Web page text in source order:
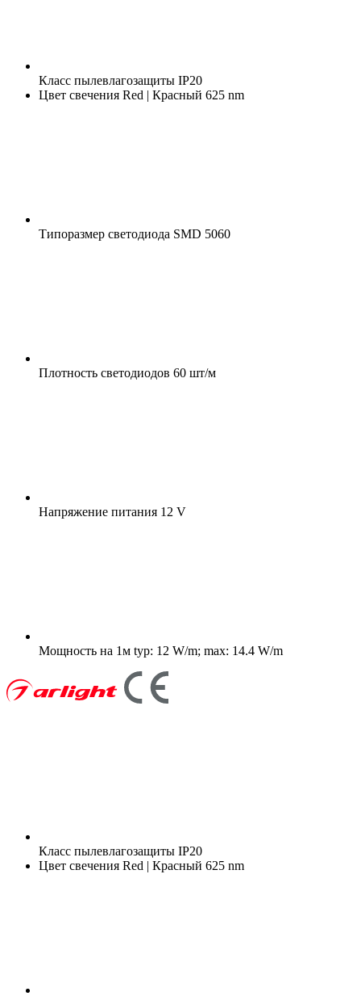
Класс пылевлагозащиты IP20
Цвет свечения Red | Красный 625 nm
Типоразмер светодиода SMD 5060
Плотность светодиодов 60 шт/м
Напряжение питания 12 V
Мощность на 1м typ: 12 W/m; max: 14.4 W/m
Класс пылевлагозащиты IP20
Цвет свечения Red | Красный 625 nm